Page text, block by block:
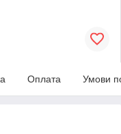
Оплата Умови